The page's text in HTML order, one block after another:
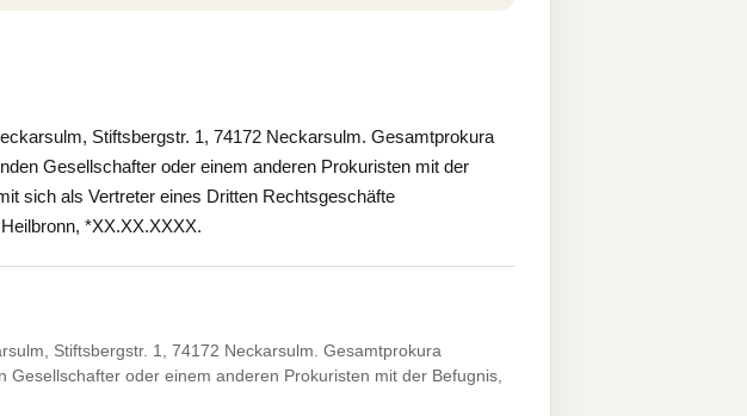
Stiftsbergstr. 1, 74172 Neckarsulm. Gesamtprokura
Gesellschafter oder einem anderen Prokuristen mit der
sich als Vertreter eines Dritten Rechtsgeschäfte
*XX.XX.XXXX.
Stiftsbergstr. 1, 74172 Neckarsulm. Gesamtprokura
oder einem anderen Prokuristen mit der Befugnis,